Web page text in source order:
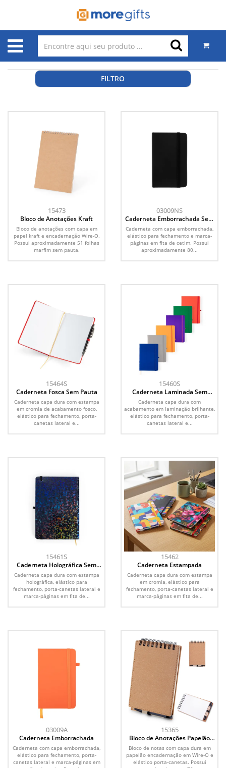
FILTRO
15473
Bloco de Anotações Kraft
Bloco de anotações com capa em
papel kraft e encadernação Wire-O.
Possui aproximadamente 51 folhas
marfim sem pauta.
03009NS
Caderneta Emborrachada Sem
Caderneta com capa emborrachada,
elástico para fechamento e marca-
páginas em fita de cetim. Possui
aproximadamente 80...
15464S
Caderneta Fosca Sem Pauta
Caderneta capa dura com estampa
em cromia de acabamento fosco,
elástico para fechamento, porta-
canetas lateral e...
15460S
Caderneta Laminada Sem
Caderneta capa dura com
acabamento em laminação brilhante,
elástico para fechamento, porta-
canetas lateral e...
15461S
Caderneta Holográfica Sem
Pauta
Caderneta capa dura com estampa
holográfica, elástico para
fechamento, porta-canetas lateral e
marca-páginas em fita de...
15462
Caderneta Estampada
Caderneta capa dura com estampa
em cromia, elástico para
fechamento, porta-canetas lateral e
marca-páginas em fita de...
03009A
Caderneta Emborrachada
Caderneta com capa emborrachada,
elástico para fechamento, porta-
canetas lateral e marca-páginas em
15365
Bloco de Anotações Papelão
com Caneta
Bloco de notas com capa dura em
papelão encadernação em Wire-O e
elástico porta-canetas. Possui